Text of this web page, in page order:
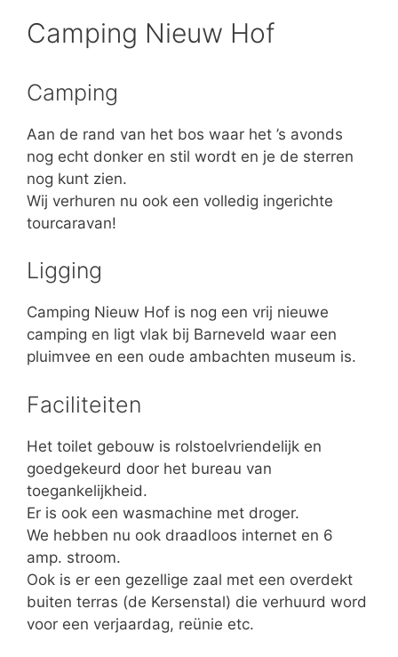
Camping Nieuw Hof
Camping
Aan de rand van het bos waar het ’s avonds
nog echt donker en stil wordt en je de sterren
nog kunt zien.
Wij verhuren nu ook een volledig ingerichte
tourcaravan!
Ligging
Camping Nieuw Hof is nog een vrij nieuwe
camping en ligt vlak bij Barneveld waar een
pluimvee en een oude ambachten museum is.
Faciliteiten
Het toilet gebouw is rolstoelvriendelijk en
goedgekeurd door het bureau van
toegankelijkheid.
Er is ook een wasmachine met droger.
We hebben nu ook draadloos internet en 6
amp. stroom.
Ook is er een gezellige zaal met een overdekt
buiten terras (de Kersenstal) die verhuurd word
voor een verjaardag, reünie etc.